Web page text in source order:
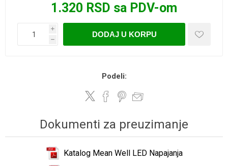
1.320 RSD sa PDV-om
i
h
DODAJ U KORPU
Podeli:
Dokumenti za preuzimanje
Katalog Mean Well LED Napajanja